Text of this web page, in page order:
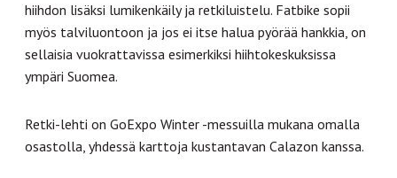
hiihdon lisäksi lumikenkäily ja retkiluistelu. Fatbike sopii
myös talviluontoon ja jos ei itse halua pyörää hankkia, on
sellaisia vuokrattavissa esimerkiksi hiihtokeskuksissa
ympäri Suomea.
Retki-lehti on GoExpo Winter -messuilla mukana omalla
osastolla, yhdessä karttoja kustantavan Calazon kanssa.